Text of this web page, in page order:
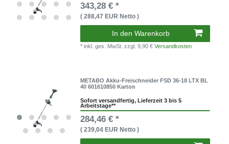
343,28 € *
( 288,47 EUR Netto )
In den Warenkorb
* inkl. ges. MwSt.zzgl. 9,90 €Versandkosten
METABO Akku-Freischneider FSD 36-18 LTX BL
40 601610850 Karton
Sofort versandfertig, Lieferzeit 3 bis 5
Arbeitstage**
284,46 € *
( 239,04 EUR Netto )